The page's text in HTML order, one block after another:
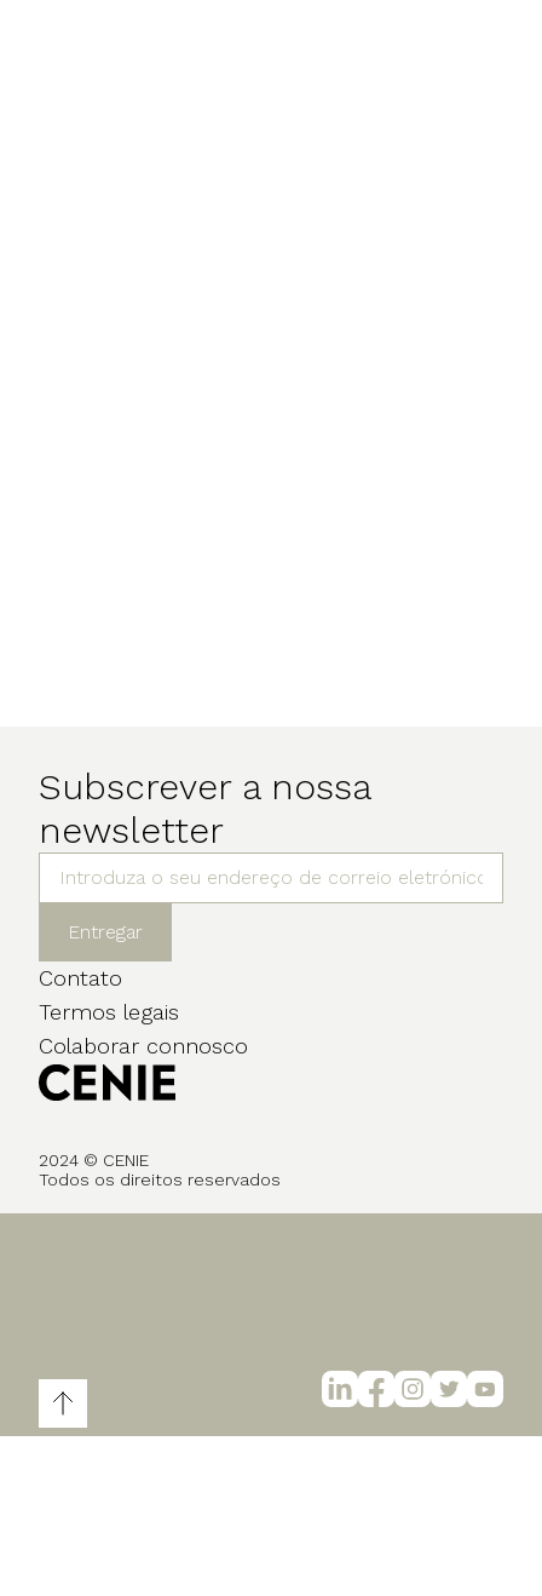
Subscrever a nossa
newsletter
Entregar
Contato
Termos legais
Colaborar connosco
2024 © CENIE
Todos os direitos reservados